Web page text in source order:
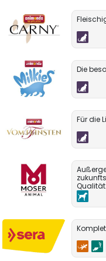
Die
Für die
Qualität.